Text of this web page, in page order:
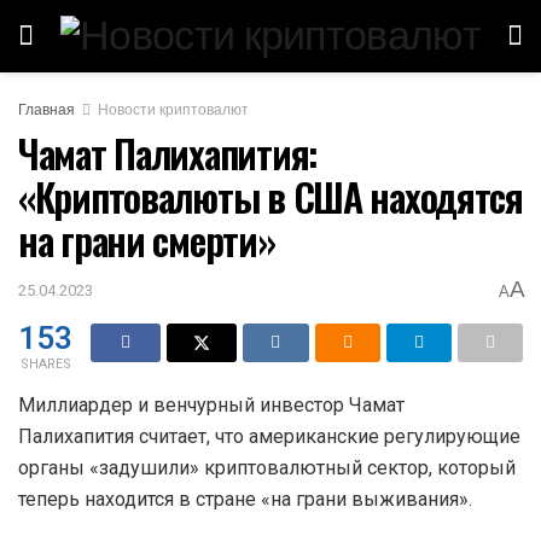
Главная Новости криптовалют
Чамат Палихапития:
«Криптовалюты в США находятся
на грани смерти»
25.04.2023 AA
153
SHARES
Миллиардер и венчурный инвестор Чамат
Палихапития считает, что американские регулирующие
органы «задушили» криптовалютный сектор, который
теперь находится в стране «на грани выживания».